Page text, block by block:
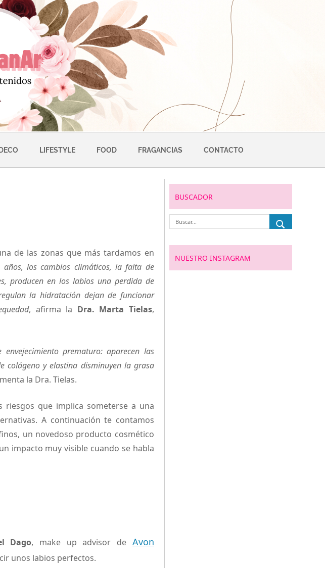
LIFESTYLE FOOD FRAGANCIAS CONTACTO
de las zonas que más tardamos en
años, los cambios climáticos, la falta de
producen en los labios una perdida de
la hidratación dejan de funcionar
, afirma la Dra. Marta Tielas,
envejecimiento prematuro: aparecen las
colágeno y elastina disminuyen la grasa
la Dra. Tielas.
que implica someterse a una
A continuación te contamos
un novedoso producto cosmético
impacto muy visible cuando se habla
Dago, make up advisor de Avon
unos labios perfectos.
BUSCADOR
NUESTRO INSTAGRAM